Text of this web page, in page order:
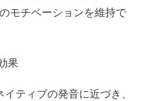
モチベーションを維持で
果
ティブの発音に近づき、